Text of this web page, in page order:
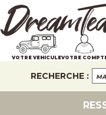
VOTRE VEHICULEVOTRE
RECHERCHE :